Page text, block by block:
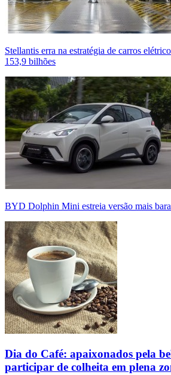
Stellantis erra na estratégia de carros
153,9 bilhões
BYD Dolphin Mini estreia versão mais
Dia do Café: apaixonados pela
participar de colheita em plena